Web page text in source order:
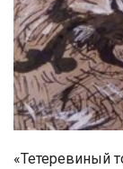
«Тетеревиный